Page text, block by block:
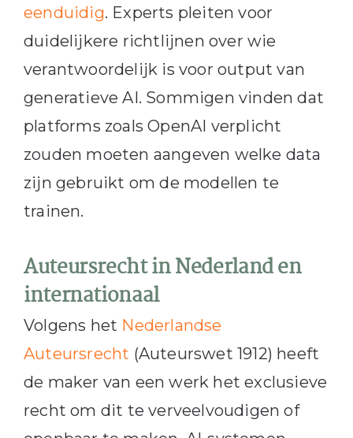
eenduidig. Experts pleiten voor
duidelijkere richtlijnen over wie
verantwoordelijk is voor output van
generatieve AI. Sommigen vinden dat
platforms zoals OpenAI verplicht
zouden moeten aangeven welke data
zijn gebruikt om de modellen te
trainen.
Auteursrecht in Nederland en
internationaal
Volgens het Nederlandse
Auteursrecht (Auteurswet 1912) heeft
de maker van een werk het exclusieve
recht om dit te verveelvoudigen of